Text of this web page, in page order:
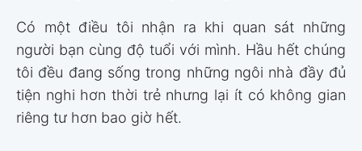
Có một điều tôi nhận ra khi quan sát những
người bạn cùng độ tuổi với mình. Hầu hết chúng
tôi đều đang sống trong những ngôi nhà đầy đủ
tiện nghi hơn thời trẻ nhưng lại ít có không gian
riêng tư hơn bao giờ hết.